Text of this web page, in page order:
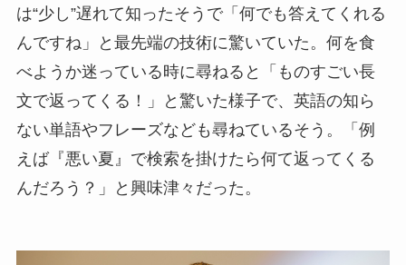
は“少し”遅れて知ったそうで「何でも答えてくれる
んですね」と最先端の技術に驚いていた。何を食
べようか迷っている時に尋ねると「ものすごい長
文で返ってくる！」と驚いた様子で、英語の知ら
ない単語やフレーズなども尋ねているそう。「例
えば『悪い夏』で検索を掛けたら何て返ってくる
んだろう？」と興味津々だった。